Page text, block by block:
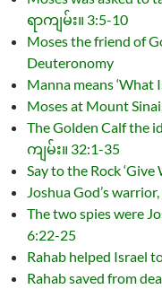
ရာကျမ်း။ 3:5-10
Moses the friend of
Deuteronomy
Manna means
Moses at Mount
The Golden Calf
ကျမ်း။ 32:1-35
Say to the Rock
Joshua God’s
The two spies were
6:22-25
Rahab helped
Rahab saved from